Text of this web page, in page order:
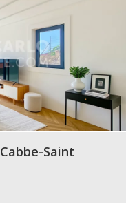
Saint